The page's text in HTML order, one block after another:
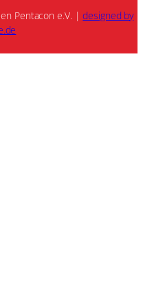
Pentacon e.V. |designed by